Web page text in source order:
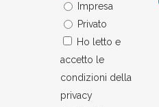
Impresa
Privato
Ho letto e
accetto le
condizioni della
privacy